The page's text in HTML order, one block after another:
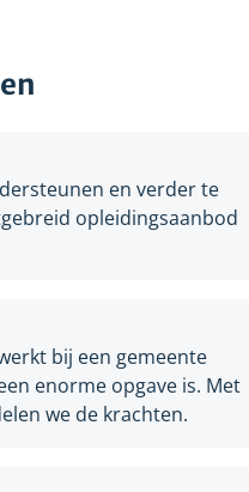
en verder te
opleidingsaanbod
bij een gemeente
enorme opgave is. Met
we de krachten.